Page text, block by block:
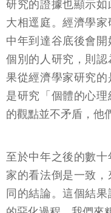
中年到達谷底後會
個別的人研究，則
果從經濟學家研究
是研究「個體的心
的觀點並不矛盾，他
同的結論。這個結果
的惡化過程。我們來